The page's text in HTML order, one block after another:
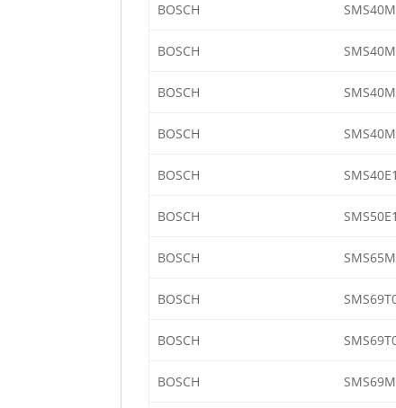
BOSCH
BOSCH
BOSCH
BOSCH
BOSCH
BOSCH
BOSCH
BOSCH
BOSCH
BOSCH